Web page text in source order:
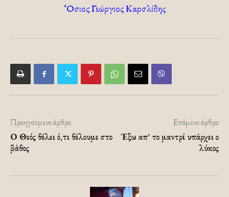
‘Οσιος Γεώργιος Καρσλίδης
Προηγούμενο άρθρο
Ο Θεός θέλει ό,τι θέλουμε στο
βάθος
Επόμενο άρθρο
Έξω απ’ το μαντρί υπάρχει ο
λύκος